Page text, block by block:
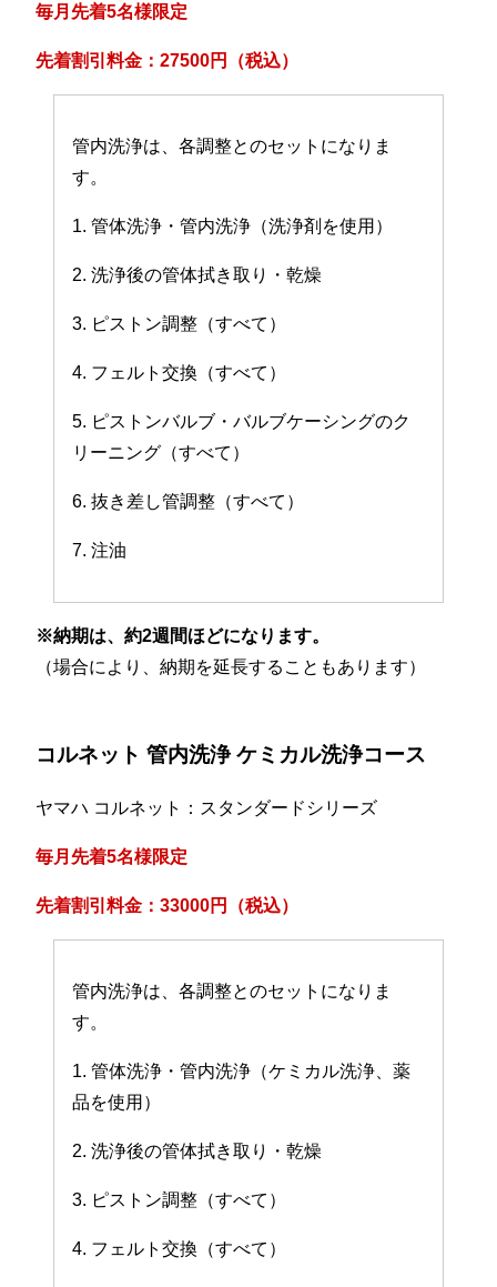
毎月先着5名様限定
先着割引料金：27500円（税込）
管内洗浄は、各調整とのセットになりま
す。
1. 管体洗浄・管内洗浄（洗浄剤を使用）
2. 洗浄後の管体拭き取り・乾燥
3. ピストン調整（すべて）
4. フェルト交換（すべて）
5. ピストンバルブ・バルブケーシングのク
リーニング（すべて）
6. 抜き差し管調整（すべて）
7. 注油
※納期は、約2週間ほどになります。
（場合により、納期を延長することもあります）
コルネット 管内洗浄 ケミカル洗浄コース
ヤマハ コルネット：スタンダードシリーズ
毎月先着5名様限定
先着割引料金：33000円（税込）
管内洗浄は、各調整とのセットになりま
す。
1. 管体洗浄・管内洗浄（ケミカル洗浄、薬
品を使用）
2. 洗浄後の管体拭き取り・乾燥
3. ピストン調整（すべて）
4. フェルト交換（すべて）